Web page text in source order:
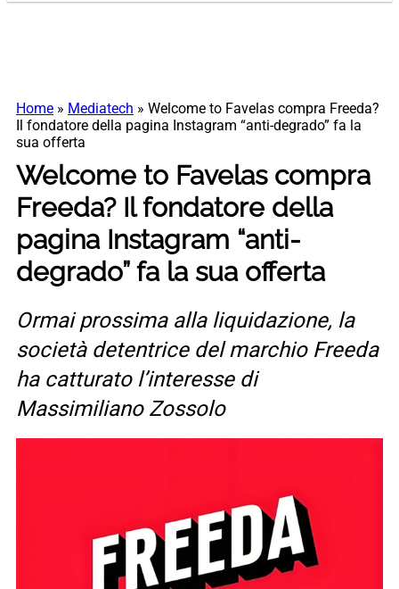
Home » Mediatech » Welcome to Favelas compra Freeda?
Il fondatore della pagina Instagram “anti-degrado” fa la
sua offerta
Welcome to Favelas compra
Freeda? Il fondatore della
pagina Instagram “anti-
degrado” fa la sua offerta
Ormai prossima alla liquidazione, la
società detentrice del marchio Freeda
ha catturato l’interesse di
Massimiliano Zossolo